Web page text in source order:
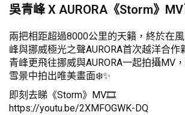
吳青峰 X AURORA《Storm》
兩把相距超過8000公里的天籟，終於在
峰與挪威極光之聲AURORA首次越洋合作
青峰更飛往挪威與AURORA一起拍攝MV
雪景中拍出唯美畫面❄️✨
即刻去睇《Storm》MV🎞
https://youtu.be/2XMFOGWK-DQ